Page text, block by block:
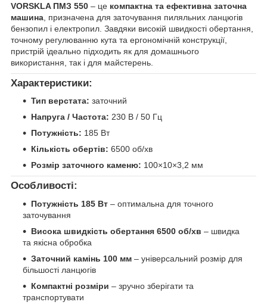
VORSKLA ПМЗ 550 – це компактна та ефективна заточна
машина , призначена для заточування пиляльних ланцюгів
бензопил і електропил. Завдяки високій швидкості обертання,
точному регулюванню кута та ергономічній конструкції,
пристрій ідеально підходить як для домашнього
використання, так і для майстерень.
Характеристики:
Тип верстата: заточний
Напруга / Частота: 230 В / 50 Гц
Потужність: 185 Вт
Кількість обертів: 6500 об/хв
Розмір заточного каменю: 100×10×3,2 мм
Особливості:
Потужність 185 Вт – оптимальна для точного
заточування
Висока швидкість обертання 6500 об/хв – швидка
та якісна обробка
Заточний камінь 100 мм – універсальний розмір для
більшості ланцюгів
Компактні розміри – зручно зберігати та
транспортувати